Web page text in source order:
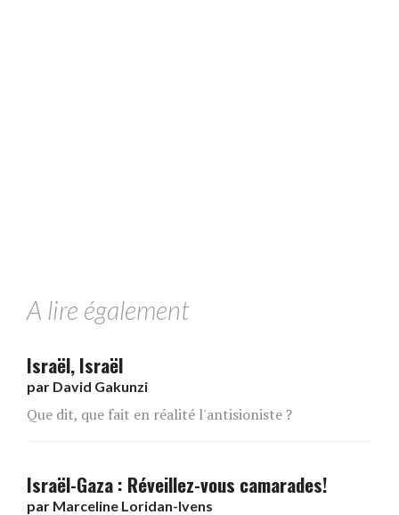
A lire également
Israël, Israël
par David Gakunzi
Que dit, que fait en réalité l'antisioniste ?
Israël-Gaza : Réveillez-vous camarades!
par Marceline Loridan-Ivens